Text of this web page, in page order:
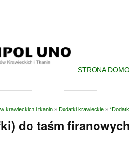
STRONA
krawieckich i tkanin » Dodatki krawieckie »
do taśm